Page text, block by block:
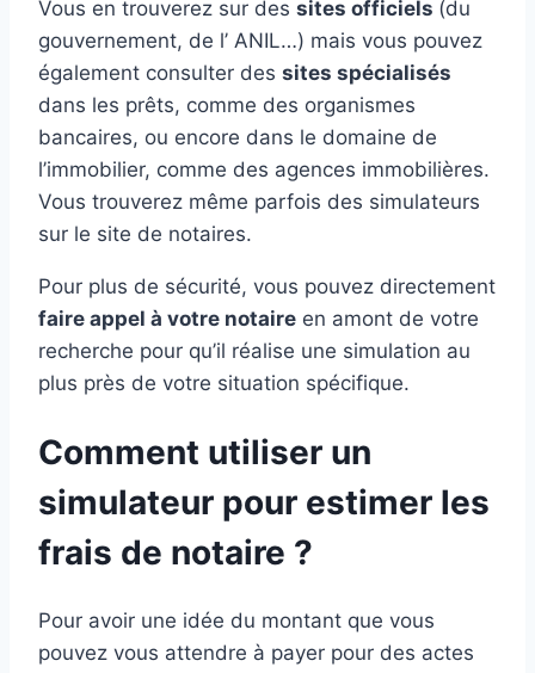
Vous en trouverez sur des sites officiels (du
gouvernement, de l’ ANIL…) mais vous pouvez
également consulter des sites spécialisés
dans les prêts, comme des organismes
bancaires, ou encore dans le domaine de
l’immobilier, comme des agences immobilières.
Vous trouverez même parfois des simulateurs
sur le site de notaires.
Pour plus de sécurité, vous pouvez directement
faire appel à votre notaire en amont de votre
recherche pour qu’il réalise une simulation au
plus près de votre situation spécifique.
Comment utiliser un
simulateur pour estimer les
frais de notaire ?
Pour avoir une idée du montant que vous
pouvez vous attendre à payer pour des actes